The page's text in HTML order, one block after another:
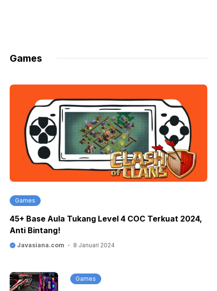
Games
Games
45+ Base Aula Tukang Level 4 COC Terkuat 2024,
Anti Bintang!
Javasiana.com 8 Januari 2024
Games